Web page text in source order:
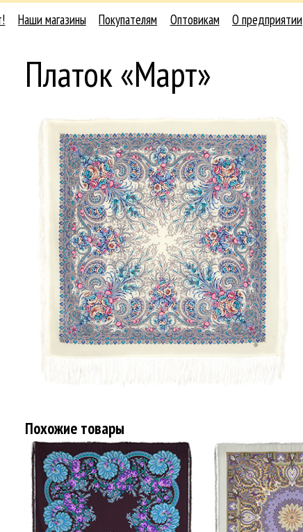
Наши магазины Покупателям Оптовикам О предприятии
Платок «Март»
Похожие товары